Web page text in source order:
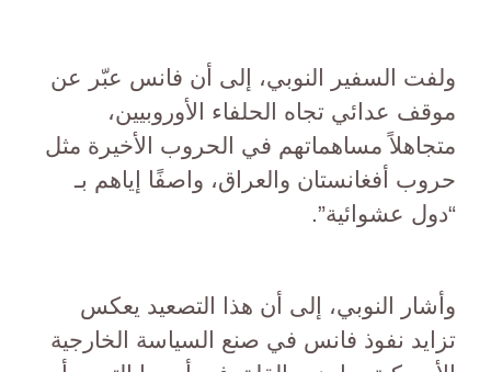
ولفت السفير النوبي، إلى أن فانس عبّر عن
موقف عدائي تجاه الحلفاء الأوروبيين،
متجاهلاً مساهماتهم في الحروب الأخيرة مثل
حروب أفغانستان والعراق، واصفًا إياهم بـ
“دول عشوائية”.
وأشار النوبي، إلى أن هذا التصعيد يعكس
تزايد نفوذ فانس في صنع السياسة الخارجية